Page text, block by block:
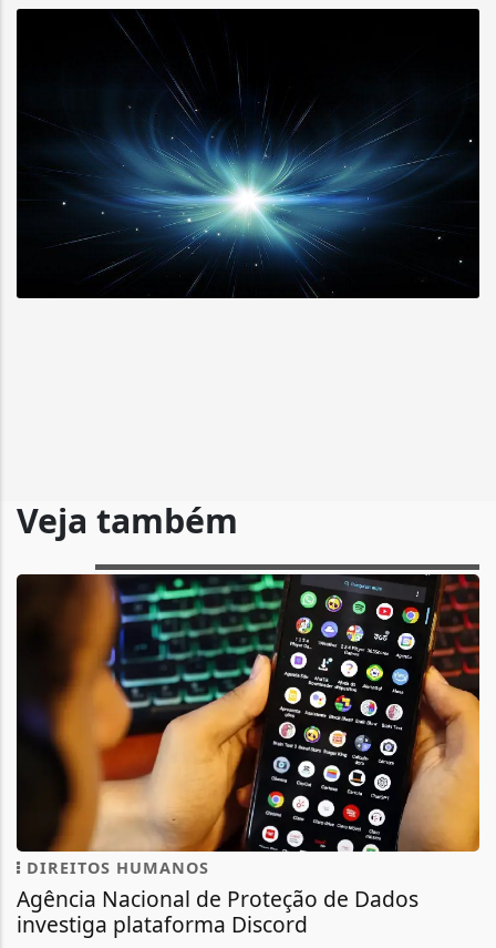
Veja também
DIREITOS HUMANOS
Agência Nacional de Proteção de Dados
investiga plataforma Discord